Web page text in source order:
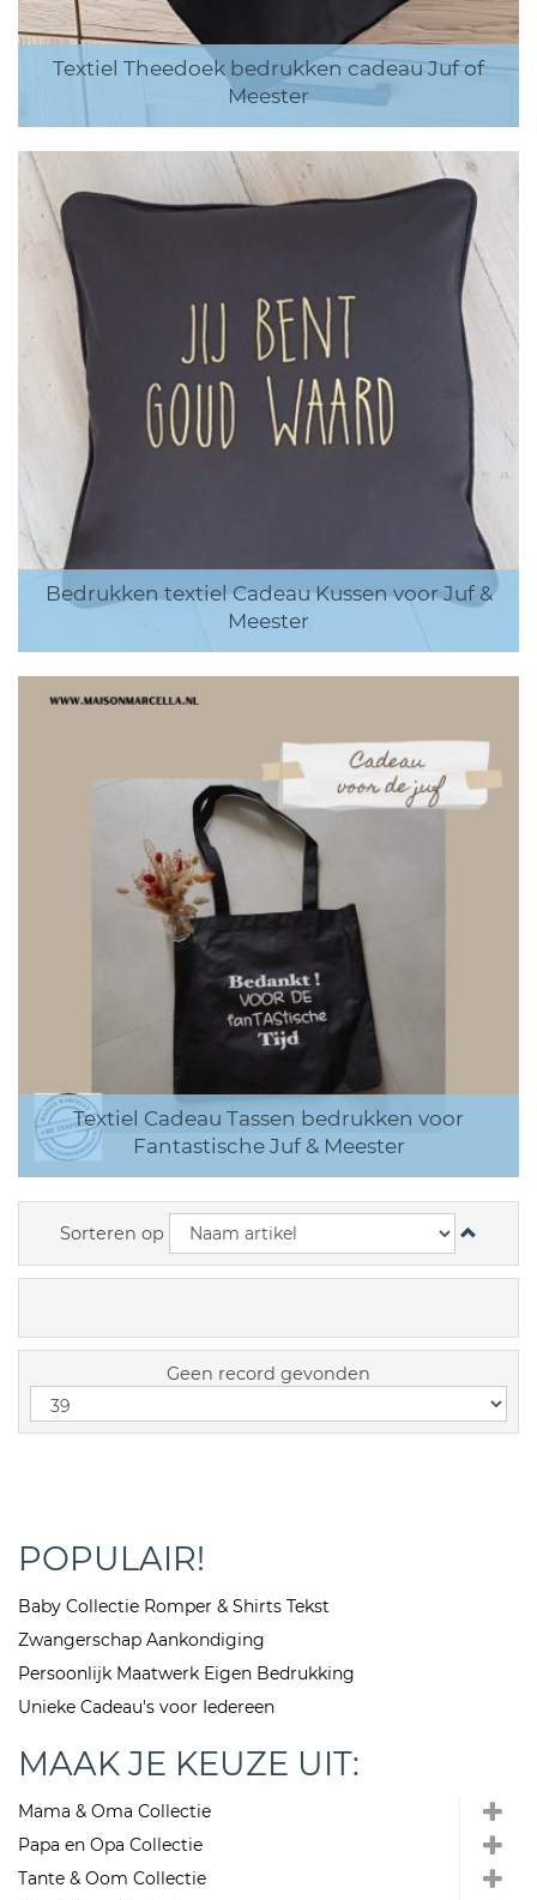
Textiel Theedoek bedrukken cadeau Juf of
Meester
Bedrukken textiel Cadeau Kussen voor Juf &
Meester
Textiel Cadeau Tassen bedrukken voor
Fantastische Juf & Meester
Sorteren op
Geen record gevonden
POPULAIR!
Baby Collectie Romper & Shirts Tekst
Zwangerschap Aankondiging
Persoonlijk Maatwerk Eigen Bedrukking
Unieke Cadeau's voor Iedereen
MAAK JE KEUZE UIT:
Mama & Oma Collectie
Papa en Opa Collectie
Tante & Oom Collectie